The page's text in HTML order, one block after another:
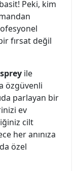
Peki, kim
fırsat değil
ile
özgüvenli
parlayan bir
ev
cilt
her anınıza
özel